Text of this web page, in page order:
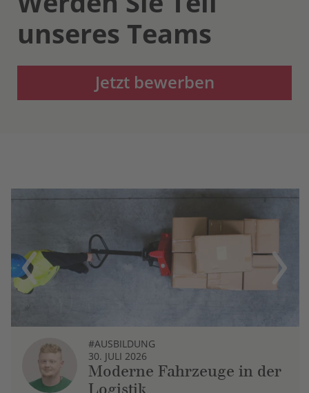
unseres Teams
Jetzt bewerben
Previous
#AUSBILDUNG
30. JULI 2026
Moderne Fahrzeuge in der
Logistik
Next